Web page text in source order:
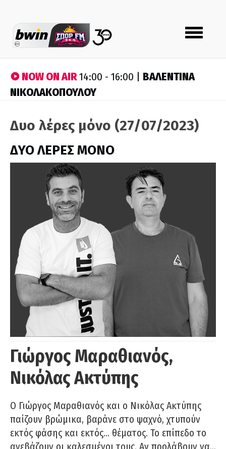
Toggle
navigation
NOW ON AIR14:00 - 16:00 | ΒΑΛΕΝΤΙΝΑ
ΝΙΚΟΛΑΚΟΠΟΥΛΟΥ
Δυο λέρες μόνο (27/07/2023)
ΔΥΟ ΛΕΡΕΣ ΜΟΝΟ
Γιώργος Μαραθιανός,
Νικόλας Ακτύπης
Ο Γιώργος Μαραθιανός και ο Νικόλας Ακτύπης
παίζουν βρώμικα, βαράνε στο ψαχνό, χτυπούν
εκτός φάσης και εκτός… θέματος. Το επίπεδο το